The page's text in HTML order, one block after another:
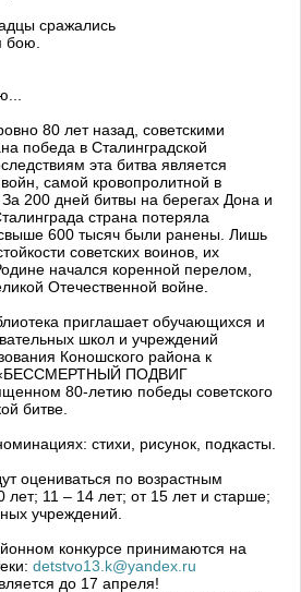
сражались
бою.
80 лет назад, советскими
победа в Сталинградской
эта битва является
самой кровопролитной в
За 200 дней битвы на берегах Дона и
страна потеряла
600 тысяч были ранены. Лишь
советских воинов, их
начался коренной перелом,
Отечественной войне.
приглашает обучающихся и
школ и учреждений
Коношского района к
ПОДВИГ
80-летию победы советского
битве.
стихи, рисунок, подкасты.
оцениваться по возрастным
лет; 11 – 14 лет; от 15 лет и старше;
учреждений.
конкурсе принимаются на
detstvo13.k@yandex.ru
до 17 апреля!